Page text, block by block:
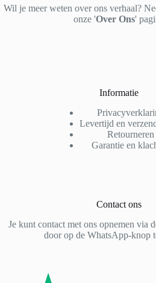
Wil je meer weten over ons verhaal?
onze 'Over Ons'
Informatie
Levertijd en
Retourneren
Garantie en
Contact ons
Je kunt contact met ons opnemen via
door op de WhatsApp-knop